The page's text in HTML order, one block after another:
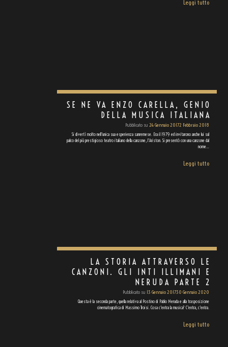
Leggi tutto
SE NE VA ENZO CARELLA, GENIO
DELLA MUSICA ITALIANA
Pubblicato su 24 Gennaio 20172 Febbraio 2018
Si divertì molto nell’unica sua esperienza sanremese. Era il 1979 ed invitarono anche lui sul
palco del più prestigioso teatro italiano della canzone, l’Ariston. Si presentò con una canzone dal
nome…
Leggi tutto
LA STORIA ATTRAVERSO LE
CANZONI. GLI INTI ILLIMANI E
NERUDA PARTE 2
Pubblicato su 13 Gennaio 201730 Gennaio 2020
Questa è la seconda parte, quella relativa al Postino di Pablo Neruda e alla trasposizione
cinematografica di Massimo Troisi. Cosa c'entra la musica? C'entra, c'entra.
Leggi tutto